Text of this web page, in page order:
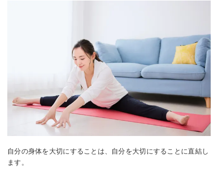
自分の身体を大切にすることは、自分を大切にすることに直結し
ます。